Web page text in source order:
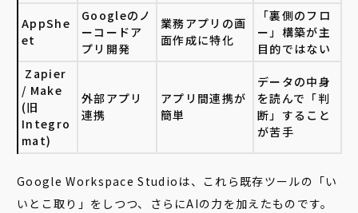
AppShe
et
Googleのノ
ーコードア
プリ開発
業務アプリの画
面作成に特化
「裏側のフロ
ー」構築が主
目的ではない
Zapier
/ Make
(旧
Integro
mat)
外部アプリ
連携
アプリ間連携が
簡単
データの中身
を読んで「判
断」すること
が苦手
Google Workspace Studioは、これら既存ツールの「い
いとこ取り」をしつつ、さらにAIの力を加えたものです。